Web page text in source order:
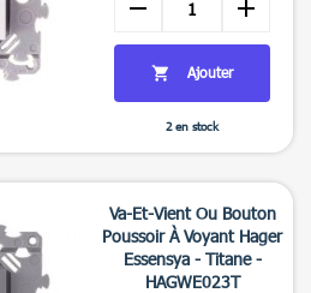
remove add
 Ajouter
2 en stock
Va-Et-Vient Ou Bouton
Poussoir À Voyant Hager
Essensya - Titane -
HAGWE023T